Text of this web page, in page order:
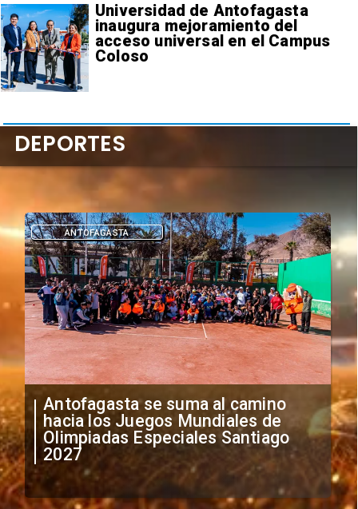
Universidad de Antofagasta
inaugura mejoramiento del
acceso universal en el Campus
Coloso
"Falta de profesionalismo": Sifup
anuncia medidas por situación
irregular de futbolistas
extranjeros
DEPORTES
DEPORTES